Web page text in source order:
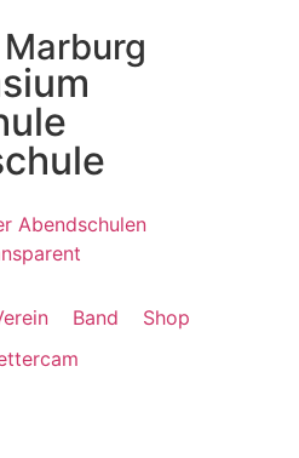
Band
Shop